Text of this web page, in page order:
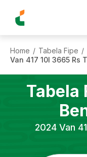
Home / Tabela Fipe /
Van 417 10l 3665 Rs
Tabela
2024 Van